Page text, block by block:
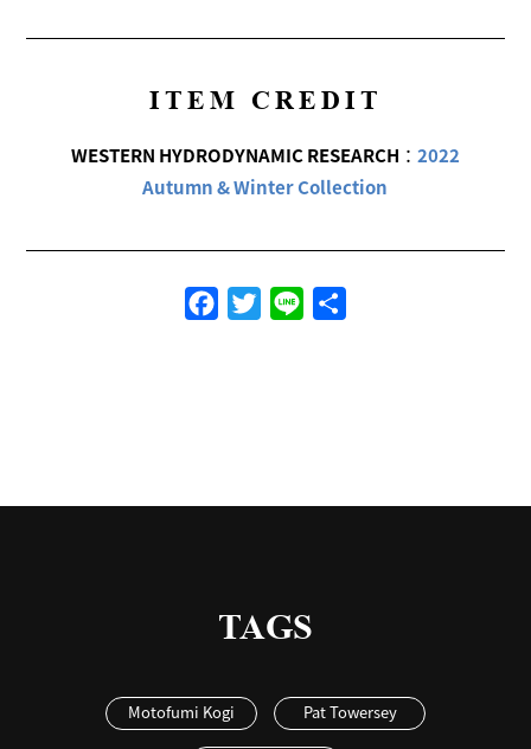
ITEM CREDIT
WESTERN HYDRODYNAMIC RESEARCH ： 2022
Autumn & Winter Collection
FacebookTwitterLine
TAGS
Motofumi Kogi Pat Towersey